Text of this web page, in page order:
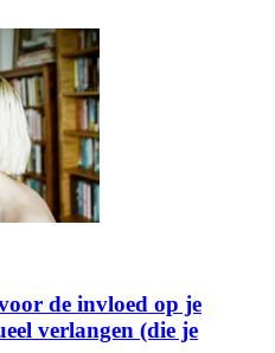
de invloed op je
verlangen (die je